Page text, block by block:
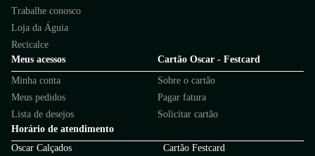
Trabalhe conosco
Loja da Águia
Recicalce
Meus acessos
Minha conta
Meus pedidos
Lista de desejos
Cartão Oscar - Festcard
Sobre o cartão
Pagar fatura
Solicitar cartão
Horário de atendimento
Oscar Calçados
Cartão Festcard